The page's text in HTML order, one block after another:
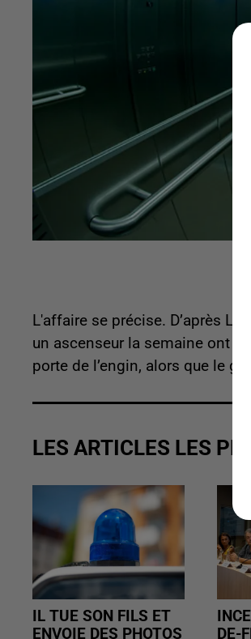
L'affaire se précise. D’après
un ascenseur la semaine ont
porte de l’engin, alors que le
LES ARTICLES LES
IL TUE SON FILS ET
ENVOIE DES PHOTOS
DE-